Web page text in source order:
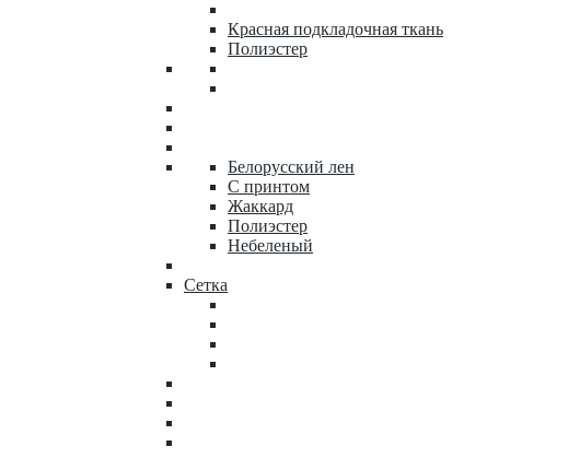
Красная подкладочная ткань
Полиэстер
Белорусский лен
С принтом
Жаккард
Полиэстер
Небеленый
Сетка